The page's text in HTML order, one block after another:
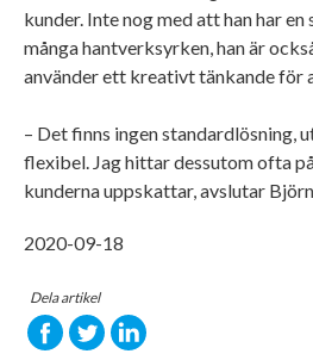
kunder. Inte nog med att han har
många hantverksyrken, han är
använder ett kreativt tänkande för
– Det finns ingen standardlösning,
flexibel. Jag hittar dessutom ofta
kunderna uppskattar, avslutar
2020-09-18
Dela artikel